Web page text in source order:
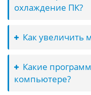
охлаждение ПК?
Как увеличить
Какие
компьютере?